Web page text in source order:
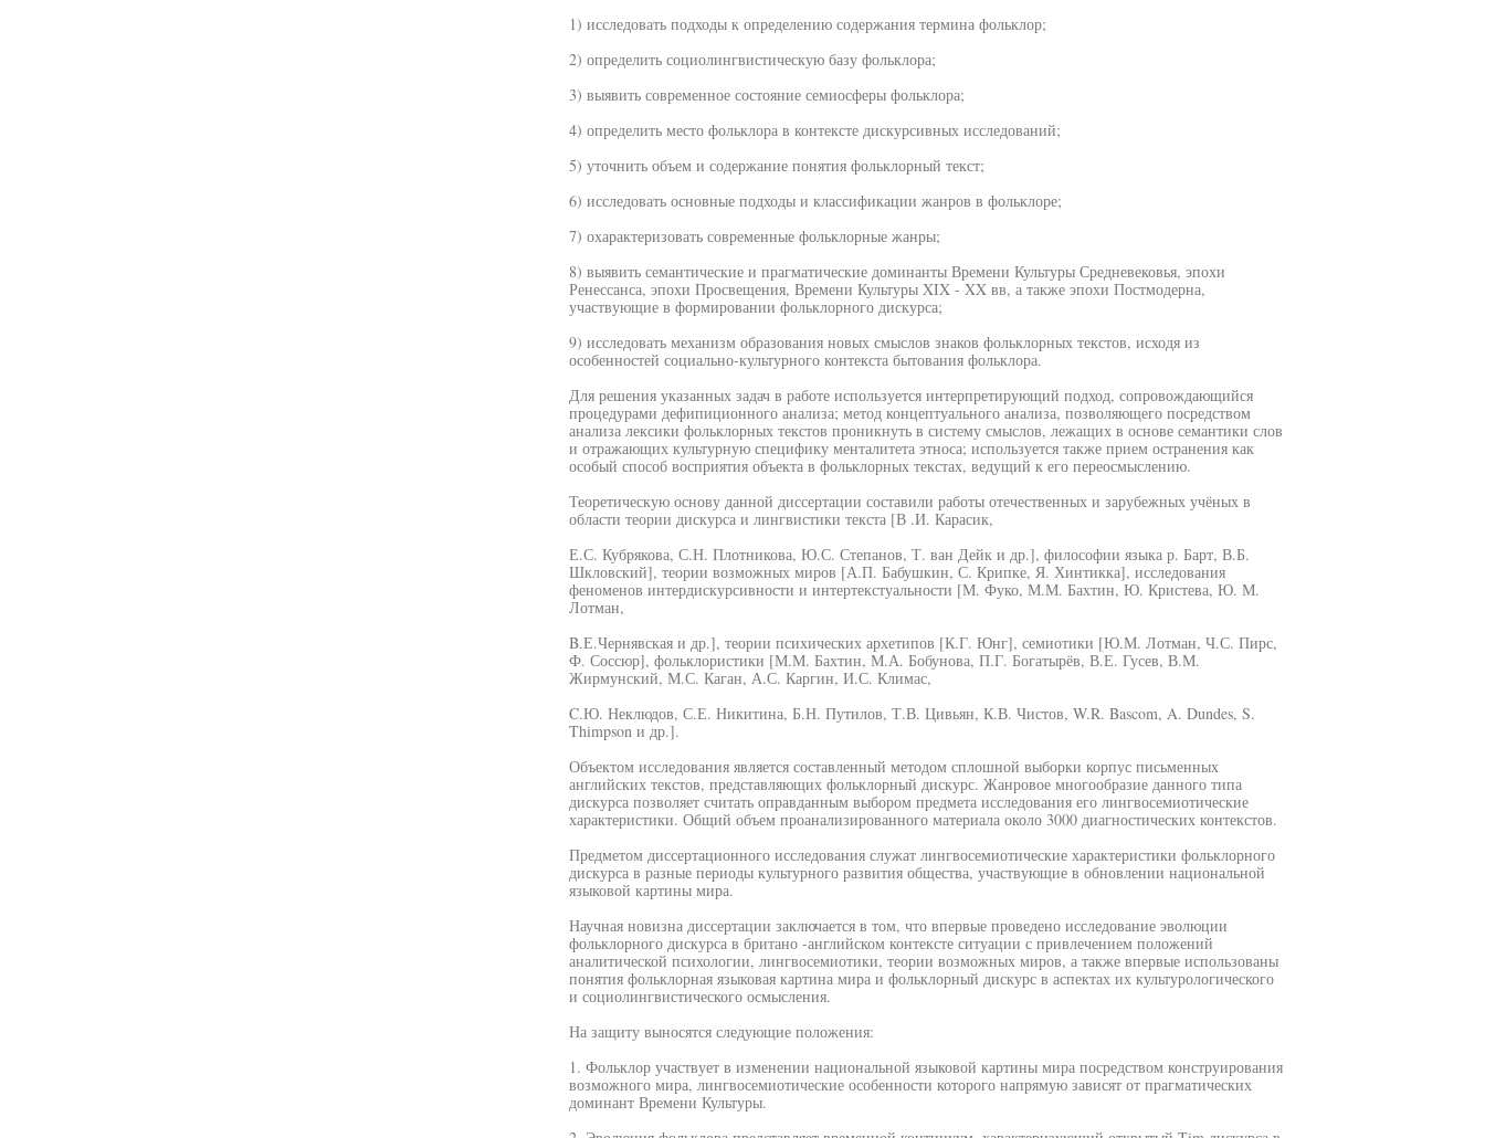
1) исследовать подходы к определению содержания термина фольклор;
2) определить социолингвистическую базу фольклора;
3) выявить современное состояние семиосферы фольклора;
4) определить место фольклора в контексте дискурсивных исследований;
5) уточнить объем и содержание понятия фольклорный текст;
6) исследовать основные подходы и классификации жанров в фольклоре;
7) охарактеризовать современные фольклорные жанры;
8) выявить семантические и прагматические доминанты Времени Культуры Средневековья, эпохи
Ренессанса, эпохи Просвещения, Времени Культуры XIX - XX вв, а также эпохи Постмодерна,
участвующие в формировании фольклорного дискурса;
9) исследовать механизм образования новых смыслов знаков фольклорных текстов, исходя из
особенностей социально-культурного контекста бытования фольклора.
Для решения указанных задач в работе используется интерпретирующий подход, сопровождающийся
процедурами дефипиционного анализа; метод концептуального анализа, позволяющего посредством
анализа лексики фольклорных текстов проникнуть в систему смыслов, лежащих в основе семантики слов
и отражающих культурную специфику менталитета этноса; используется также прием остранения как
особый способ восприятия объекта в фольклорных текстах, ведущий к его переосмыслению.
Теоретическую основу данной диссертации составили работы отечественных и зарубежных учёных в
области теории дискурса и лингвистики текста [В .И. Карасик,
Е.С. Кубрякова, С.Н. Плотникова, Ю.С. Степанов, Т. ван Дейк и др.], философии языка р. Барт, В.Б.
Шкловский], теории возможных миров [А.П. Бабушкин, С. Крипке, Я. Хинтикка], исследования
феноменов интердискурсивности и интертекстуальности [М. Фуко, М.М. Бахтин, Ю. Кристева, Ю. М.
Лотман,
B.Е.Чернявская и др.], теории психических архетипов [К.Г. Юнг], семиотики [Ю.М. Лотман, Ч.С. Пирс,
Ф. Соссюр], фольклористики [М.М. Бахтин, М.А. Бобунова, П.Г. Богатырёв, В.Е. Гусев, В.М.
Жирмунский, М.С. Каган, А.С. Каргин, И.С. Климас,
C.Ю. Неклюдов, С.Е. Никитина, Б.Н. Путилов, Т.В. Цивьян, К.В. Чистов, W.R. Bascom, A. Dundes, S.
Thimpson и др.].
Объектом исследования является составленный методом сплошной выборки корпус письменных
английских текстов, представляющих фольклорный дискурс. Жанровое многообразие данного типа
дискурса позволяет считать оправданным выбором предмета исследования его лингвосемиотические
характеристики. Общий объем проанализированного материала около 3000 диагностических контекстов.
Предметом диссертационного исследования служат лингвосемиотические характеристики фольклорного
дискурса в разные периоды культурного развития общества, участвующие в обновлении национальной
языковой картины мира.
Научная новизна диссертации заключается в том, что впервые проведено исследование эволюции
фольклорного дискурса в британо -английском контексте ситуации с привлечением положений
аналитической психологии, лингвосемиотики, теории возможных миров, а также впервые использованы
понятия фольклорная языковая картина мира и фольклорный дискурс в аспектах их культурологического
и социолингвистического осмысления.
На защиту выносятся следующие положения:
1. Фольклор участвует в изменении национальной языковой картины мира посредством конструирования
возможного мира, лингвосемиотические особенности которого напрямую зависят от прагматических
доминант Времени Культуры.